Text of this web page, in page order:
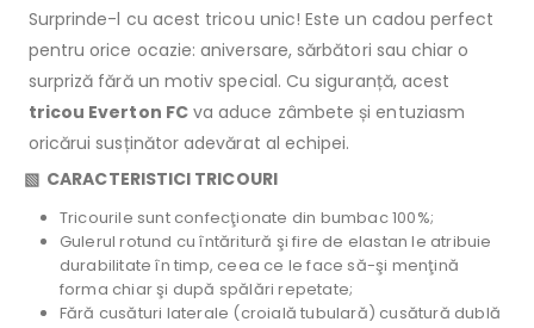
Surprinde-l cu acest tricou unic! Este un cadou perfect
pentru orice ocazie: aniversare, sărbători sau chiar o
surpriză fără un motiv special. Cu siguranță, acest
tricou Everton FCva aduce zâmbete și entuziasm
oricărui susținător adevărat al echipei.
▧ CARACTERISTICI TRICOURI
Tricourile sunt confecţionate din bumbac 100%;
Gulerul rotund cu întăritură şi fire de elastan le atribuie
durabilitate în timp, ceea ce le face să-şi menţină
forma chiar şi după spălări repetate;
Fără cusături laterale (croială tubulară) cusătură dublă